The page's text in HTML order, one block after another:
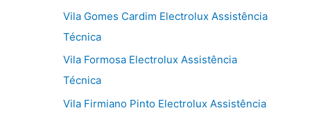
Vila Gomes Cardim Electrolux Assistência
Técnica
Vila Formosa Electrolux Assistência
Técnica
Vila Firmiano Pinto Electrolux Assistência